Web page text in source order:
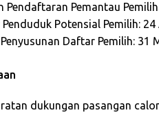
Pendaftaran Pemantau
Potensial Pemilih:
Daftar Pemilih: 31
dukungan pasangan